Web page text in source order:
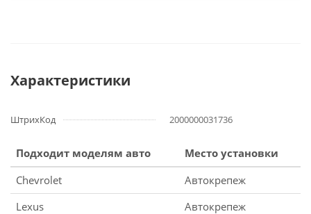
Характеристики
ШтрихКод 2000000031736
Подходит моделям авто
Место установки
Chevrolet
Автокрепеж
Lexus
Автокрепеж